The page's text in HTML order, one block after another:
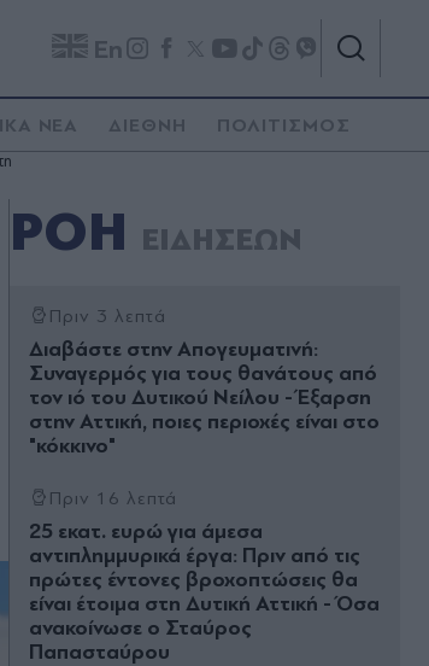
En
ΝΕΑ ΔΙΕΘΝΗ ΠΟΛΙΤΙΣΜΟΣ
ΡΟΗ ΕΙΔΗΣΕΩΝ
Πριν 3 λεπτά
Διαβάστε στην Απογευματινή:
Συναγερμός για τους θανάτους από
τον ιό του Δυτικού Νείλου - Έξαρση
στην Αττική, ποιες περιοχές είναι στο
"κόκκινο"
Πριν 16 λεπτά
25 εκατ. ευρώ για άμεσα
αντιπλημμυρικά έργα: Πριν από τις
πρώτες έντονες βροχοπτώσεις θα
είναι έτοιμα στη Δυτική Αττική - Όσα
ανακοίνωσε ο Σταύρος
Παπασταύρου